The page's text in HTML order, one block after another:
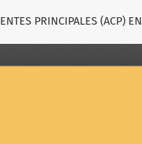
PRINCIPALES (ACP) EN